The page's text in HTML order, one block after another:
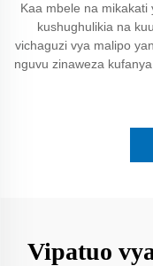
Kaa mbele na
kushughulikia na
vichaguzi vya malipo
nguvu zinaweza
Vipatuo